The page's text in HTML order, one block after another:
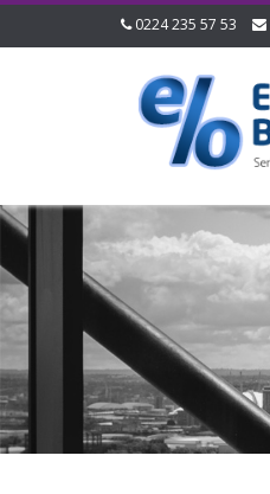
0224 235 57 53